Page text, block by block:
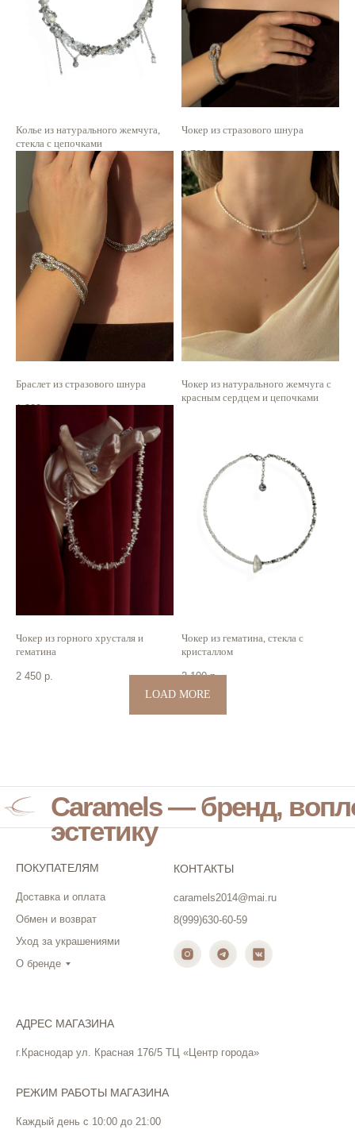
Колье из натурального жемчуга,
стекла с цепочками
6 100 р.
Чокер из стразового шнура
1 700 р.
Браслет из стразового шнура
1 300 р.
Чокер из натурального жемчуга с
красным сердцем и цепочками
Чокер из горного хрусталя и
гематина
2 450 р.
Чокер из гематина, стекла с
кристаллом
2 100 р.
LOAD MORE
ПОКУПАТЕЛЯМ
Доставка и оплата
Обмен и возврат
Уход за украшениями
О бренде
КОНТАКТЫ
caramels2014@mai.ru
8(999)630-60-59
АДРЕС МАГАЗИНА
г.Краснодар ул. Красная 176/5 ТЦ «Центр города»
РЕЖИМ РАБОТЫ МАГАЗИНА
Каждый день с 10:00 до 21:00
Caramels — бренд,
эстетику